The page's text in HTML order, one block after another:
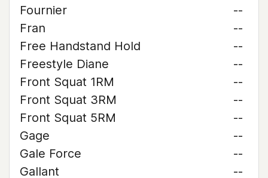
Fournier
--
Fran
--
Free Handstand Hold
--
Freestyle Diane
--
Front Squat 1RM
--
Front Squat 3RM
--
Front Squat 5RM
--
Gage
--
Gale Force
--
Gallant
--